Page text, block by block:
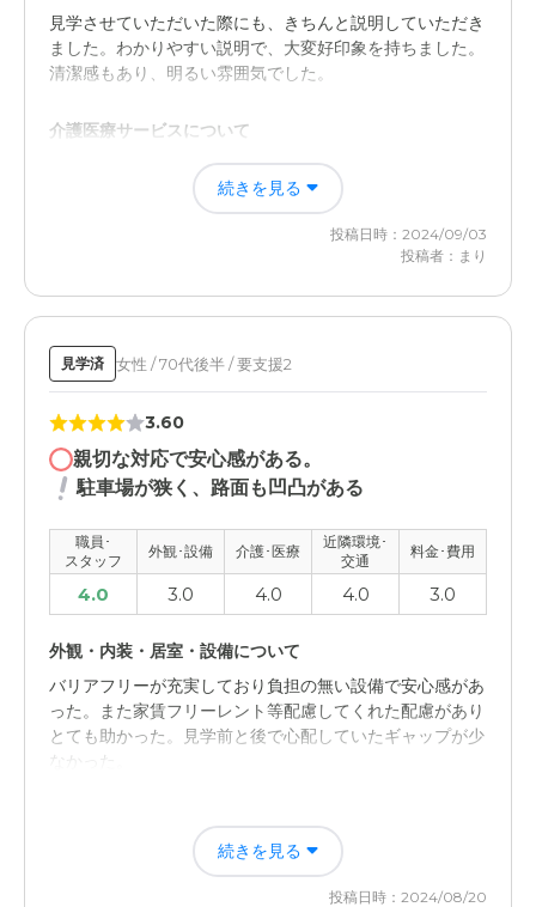
見学させていただいた際にも、きちんと説明していただき
ました。わかりやすい説明で、大変好印象を持ちました。
清潔感もあり、明るい雰囲気でした。
介護医療サービスについて
食事にもう少しお金を出してもいいので、変化のある食事
であれば一層生活にハリが出てくるのではないかと感じま
した。あとは特にないです。
続きを見る
投稿日時：2024/09/03
投稿者：まり
見学済 女性 / 70代後半 / 要支援2
3.60
親切な対応で安心感がある。
駐車場が狭く、路面も凹凸がある
職員･
スタッフ
外観･設備 介護･医療
近隣環境･
交通
料金･費用
4.0 3.0 4.0 4.0 3.0
外観・内装・居室・設備について
バリアフリーが充実しており負担の無い設備で安心感があ
った。また家賃フリーレント等配慮してくれた配慮があり
とても助かった。見学前と後で心配していたギャップが少
なかった。
駐車場スペースが狭いため6～8台なので重複した時にや
や不便に感じるまた路面の凹凸が結構目立つので歩行時若
続きを見る
投稿日時：2024/08/20